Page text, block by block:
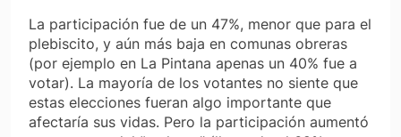
La participación fue de un 47%, menor que para el
plebiscito, y aún más baja en comunas obreras
(por ejemplo en La Pintana apenas un 40% fue a
votar). La mayoría de los votantes no siente que
estas elecciones fueran algo importante que
afectaría sus vidas. Pero la participación aumentó